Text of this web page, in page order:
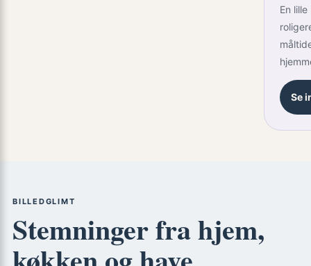
En
Se
BILLEDGLIMT
Stemninger fra hjem,